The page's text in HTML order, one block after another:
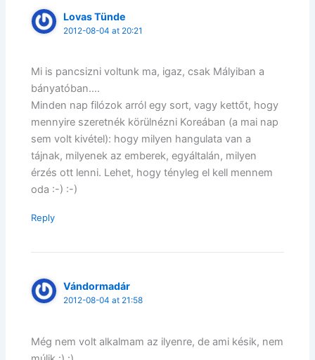
Lovas Tünde
2012-08-04 at 20:21
Mi is pancsizni voltunk ma, igaz, csak Mályiban a
bányatóban….
Minden nap filózok arról egy sort, vagy kettőt, hogy
mennyire szeretnék körülnézni Koreában (a mai nap
sem volt kivétel): hogy milyen hangulata van a
tájnak, milyenek az emberek, egyáltalán, milyen
érzés ott lenni. Lehet, hogy tényleg el kell mennem
oda :-) :-)
Reply
Vándormadár
2012-08-04 at 21:58
Még nem volt alkalmam az ilyenre, de ami késik, nem